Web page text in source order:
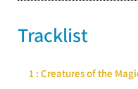
Tracklist
1 : Creatures of the